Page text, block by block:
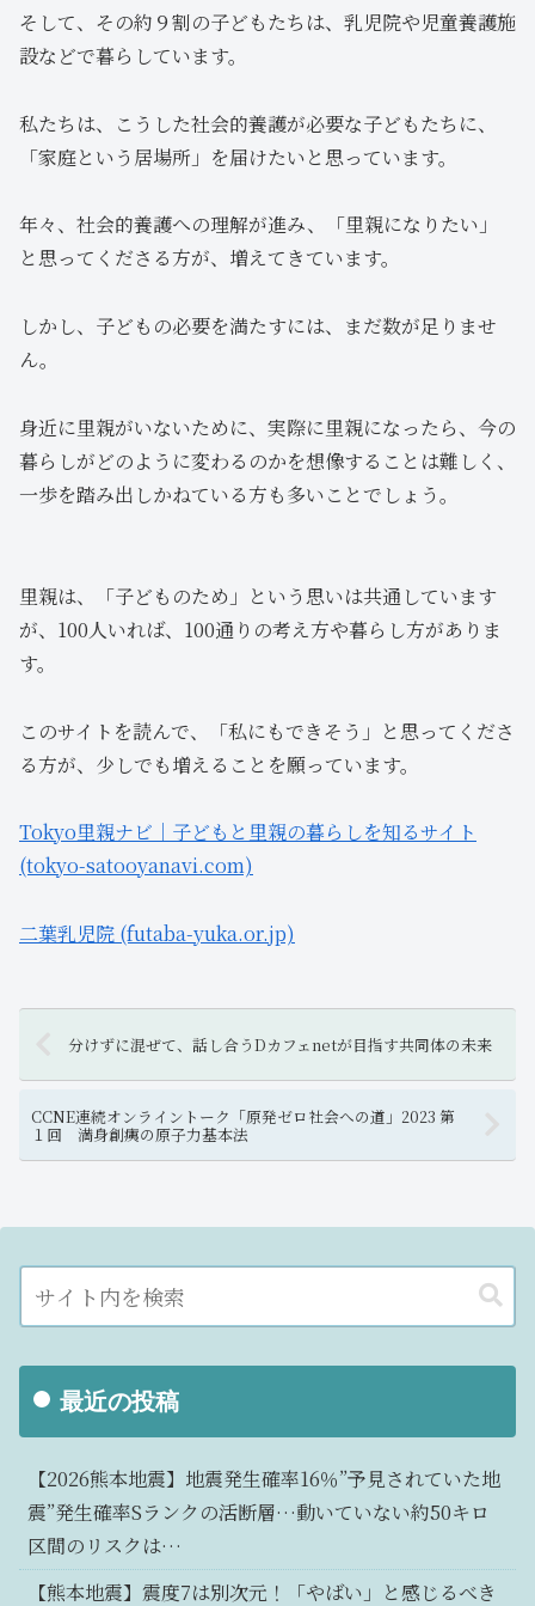
そして、その約９割の子どもたちは、乳児院や児童養護施
設などで暮らしています。
私たちは、こうした社会的養護が必要な子どもたちに、
「家庭という居場所」を届けたいと思っています。
年々、社会的養護への理解が進み、「里親になりたい」
と思ってくださる方が、増えてきています。
しかし、子どもの必要を満たすには、まだ数が足りませ
ん。
身近に里親がいないために、実際に里親になったら、今の
暮らしがどのように変わるのかを想像することは難しく、
一歩を踏み出しかねている方も多いことでしょう。
里親は、「子どものため」という思いは共通しています
が、100人いれば、100通りの考え方や暮らし方がありま
す。
このサイトを読んで、「私にもできそう」と思ってくださ
る方が、少しでも増えることを願っています。
Tokyo里親ナビ｜子どもと里親の暮らしを知るサイト
(tokyo-satooyanavi.com)
二葉乳児院 (futaba-yuka.or.jp)
分けずに混ぜて、話し合うDカフェnetが目指す共同体の未来
CCNE連続オンライントーク「原発ゼロ社会への道」2023 第
１回 満身創痍の原子力基本法
最近の投稿
【2026熊本地震】地震発生確率16％”予見されていた地
震”発生確率Sランクの活断層…動いていない約50キロ
区間のリスクは…
【熊本地震】震度7は別次元！「やばい」と感じるべき